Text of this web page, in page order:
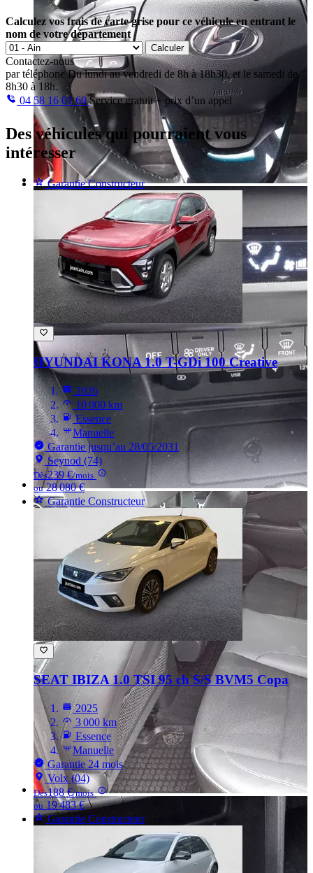
Calculez vos frais de carte grise pour ce véhicule en entrant le
nom de votre département
Calculer
Contactez-nous
par téléphone Du lundi au vendredi de 8h à 18h30, et le samedi de
8h30 à 18h.
04 58 16 01 60Service gratuit + prix d’un appel
Des véhiculesqui pourraient vous
intéresser
Garantie Constructeur
HYUNDAI KONA1.0 T-GDi 100 Creative
2026
10 000 km
Essence
Manuelle
Garantie jusqu’au 28/05/2031
Seynod (74)
Dès239 €/mois
ou28 080 €
Garantie Constructeur
SEAT IBIZA 1.0 TSI 95 ch S/S BVM5 Copa
2025
3 000 km
Essence
Manuelle
Garantie 24 mois
Volx (04)
Dès188 €/mois
ou 19 483 €
Garantie Constructeur